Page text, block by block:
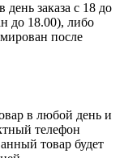
заказа с 18 до
до 18.00), либо
после
в любой день и
телефон
товар будет